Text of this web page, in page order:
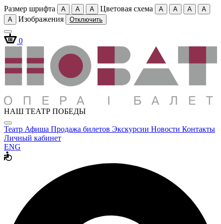
Размер шрифта A A A Цветовая схема A A A
A
A
Изображения Отключить
0
НАШ ТЕАТР ПОБЕДЫ
Театр Афиша Продажа билетов Экскурсии Новости Контакты
Личный кабинет
ENG